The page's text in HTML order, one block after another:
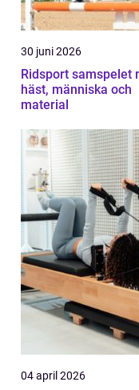
30 juni 2026
Ridsport samspelet mellan
häst, människa och
material
04 april 2026